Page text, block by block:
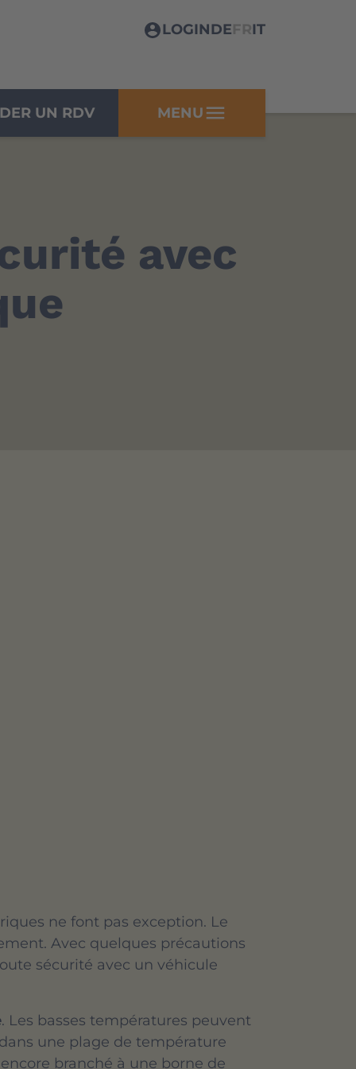
LOGINDEFRIT
UN RDV MENU menu
avec
ne font pas exception. Le
Avec quelques précautions
sécurité avec un véhicule
. Les basses températures peuvent
une plage de température
encore branché à une borne de